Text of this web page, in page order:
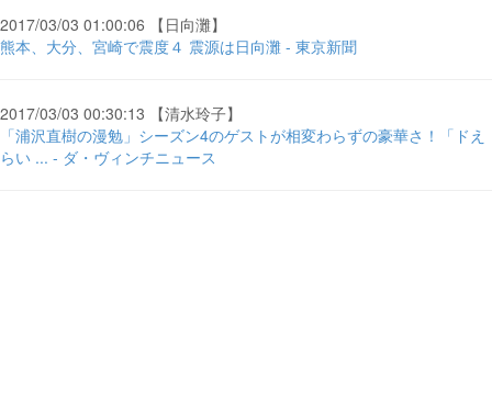
2017/03/03 01:00:06 【日向灘】
熊本、大分、宮崎で震度４ 震源は日向灘 - 東京新聞
2017/03/03 00:30:13 【清水玲子】
「浦沢直樹の漫勉」シーズン4のゲストが相変わらずの豪華さ！「ドえ
らい ... - ダ・ヴィンチニュース